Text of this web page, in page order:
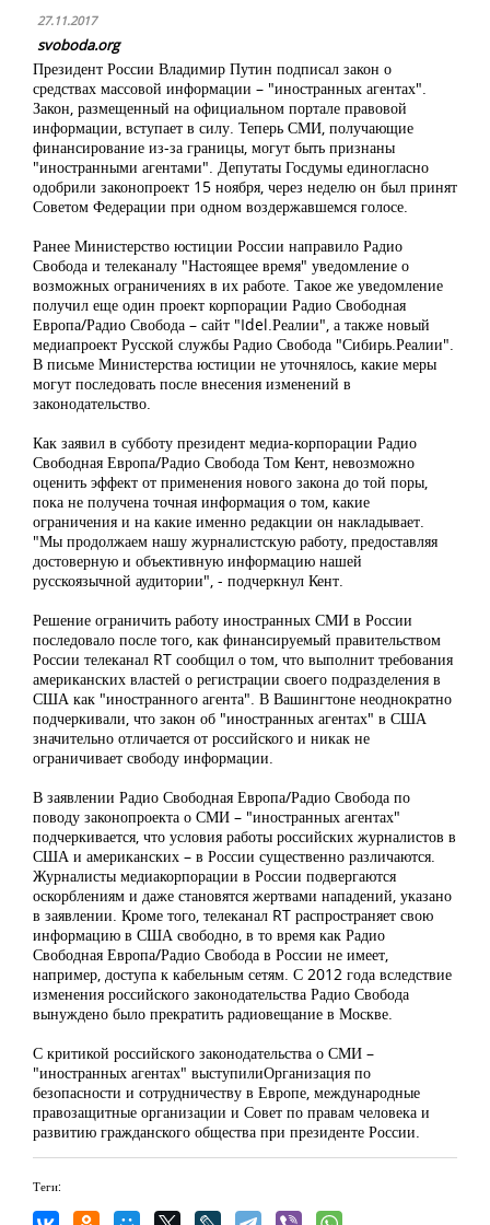
27.11.2017
svoboda.org
Президент России Владимир Путин подписал закон о
средствах массовой информации – "иностранных агентах".
Закон, размещенный на официальном портале правовой
информации, вступает в силу. Теперь СМИ, получающие
финансирование из-за границы, могут быть признаны
"иностранными агентами". Депутаты Госдумы единогласно
одобрили законопроект 15 ноября, через неделю он был принят
Советом Федерации при одном воздержавшемся голосе.
Ранее Министерство юстиции России направило Радио
Свобода и телеканалу "Настоящее время" уведомление о
возможных ограничениях в их работе. Такое же уведомление
получил еще один проект корпорации Радио Свободная
Европа/Радио Свобода – сайт "Idel.Реалии", а также новый
медиапроект Русской службы Радио Свобода "Сибирь.Реалии".
В письме Министерства юстиции не уточнялось, какие меры
могут последовать после внесения изменений в
законодательство.
Как заявил в субботу президент медиа-корпорации Радио
Свободная Европа/Радио Свобода Том Кент, невозможно
оценить эффект от применения нового закона до той поры,
пока не получена точная информация о том, какие
ограничения и на какие именно редакции он накладывает.
"Мы продолжаем нашу журналистскую работу, предоставляя
достоверную и объективную информацию нашей
русскоязычной аудитории", - подчеркнул Кент.
Решение ограничить работу иностранных СМИ в России
последовало после того, как финансируемый правительством
России телеканал RT сообщил о том, что выполнит требования
американских властей о регистрации своего подразделения в
США как "иностранного агента". В Вашингтоне неоднократно
подчеркивали, что закон об "иностранных агентах" в США
значительно отличается от российского и никак не
ограничивает свободу информации.
В заявлении Радио Свободная Европа/Радио Свобода по
поводу законопроекта о СМИ – "иностранных агентах"
подчеркивается, что условия работы российских журналистов в
США и американских – в России существенно различаются.
Журналисты медиакорпорации в России подвергаются
оскорблениям и даже становятся жертвами нападений, указано
в заявлении. Кроме того, телеканал RT распространяет свою
информацию в США свободно, в то время как Радио
Свободная Европа/Радио Свобода в России не имеет,
например, доступа к кабельным сетям. С 2012 года вследствие
изменения российского законодательства Радио Свобода
вынуждено было прекратить радиовещание в Москве.
С критикой российского законодательства о СМИ –
"иностранных агентах" выступилиОрганизация по
безопасности и сотрудничеству в Европе, международные
правозащитные организации и Совет по правам человека и
развитию гражданского общества при президенте России.
Теги: